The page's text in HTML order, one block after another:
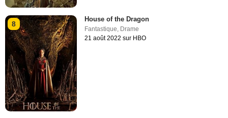
8
House of the Dragon
Fantastique, Drame
21 août 2022 sur HBO